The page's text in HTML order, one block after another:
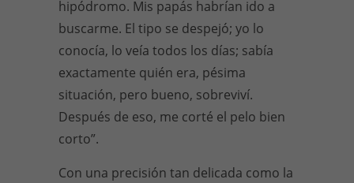
hipódromo. Mis papás habrían ido a
buscarme. El tipo se despejó; yo lo
conocía, lo veía todos los días; sabía
exactamente quién era, pésima
situación, pero bueno, sobreviví.
Después de eso, me corté el pelo bien
corto”.
Con una precisión tan delicada como la